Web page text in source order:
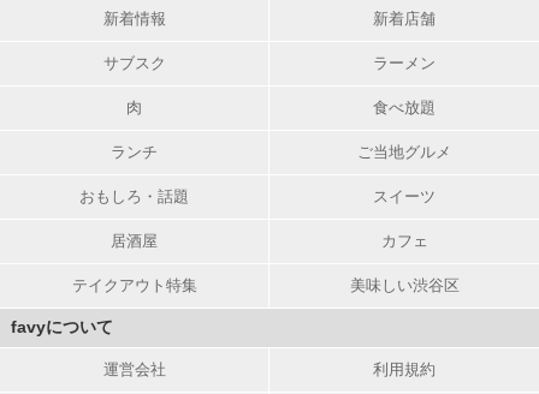
新着情報 新着店舗
サブスク ラーメン
肉 食べ放題
ランチ ご当地グルメ
おもしろ・話題 スイーツ
居酒屋 カフェ
テイクアウト特集 美味しい渋谷区
favyについて
運営会社 利用規約